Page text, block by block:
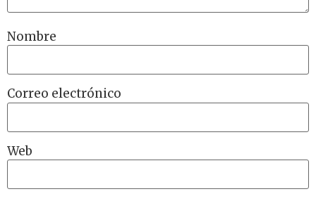
Nombre
Correo electrónico
Web